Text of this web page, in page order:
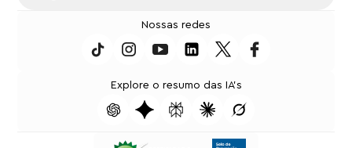
Nossas redes
Explore o resumo das IA's